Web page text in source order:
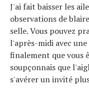
J'ai fait baisser les
observations de
selle. Vous pouvez
l'après-midi avec
finalement que vous
soupçonnais que
s'avérer un invité
Tests de produits
Conseils
Tendances
Tous nos articles
À propos